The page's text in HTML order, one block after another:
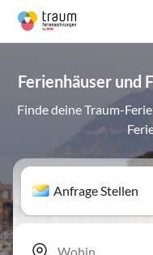
Ferienhäuser und
Finde deine Traum-
Anfrage Stellen